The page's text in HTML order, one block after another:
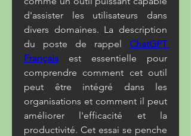
d'assister les utilisateurs dans
divers domaines. La description
du poste de rappel ChatGPT
Français est essentielle pour
comprendre comment cet outil
peut être intégré dans les
organisations et comment il peut
améliorer l'efficacité et la
productivité. Cet essai se penche